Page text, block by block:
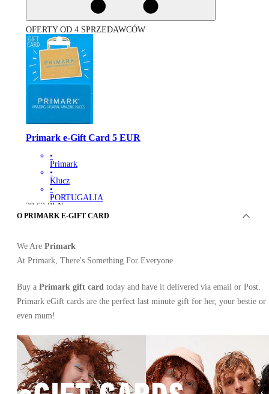
OFERTY OD 4 SPRZEDAWCÓW
Primark e-Gift Card 5 EUR
•
Primark
•
Klucz
•
PORTUGALIA
29.63 PLN
O PRIMARK E-GIFT CARD
We Are Primark
At Primark, There's Something For Everyone
Buy a Primark gift card today and have it delivered via email or Post.
Primark eGift cards are the perfect last minute gift for her, your bestie or
even mum!